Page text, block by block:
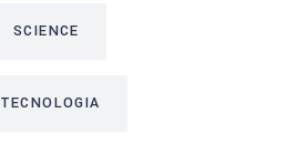
SCIENCE
TECNOLOGIA